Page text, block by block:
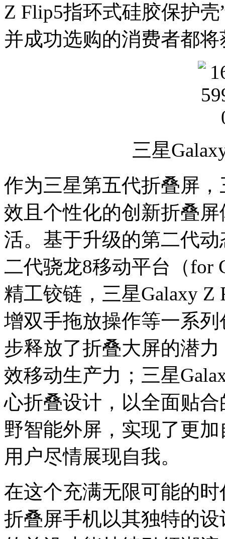
Z Flip5指环式硅胶保护
并成功选购的消费者都
三星
作为三星第五代折叠屏
效且个性化的创新折叠
活。基于升级的第二代
二代骁龙8移动平台（for
精工铰链，三星Galaxy
增双手拖放操作等一系
步释放了折叠大屏的潜
效移动生产力；三星
心折叠设计，以全面贴
野智能外屏，实现了更
用户尽情展现自我。
在这个充满无限可能的
折叠屏手机以其独特的